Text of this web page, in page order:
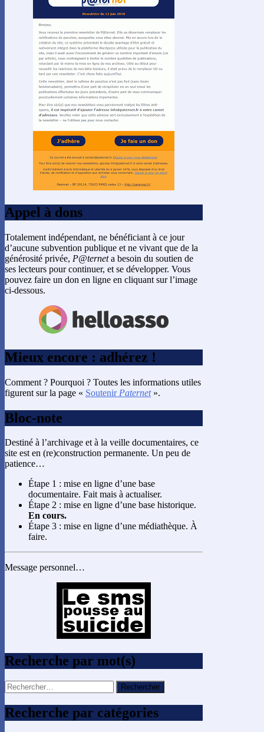
Appel à dons
Totalement indépendant, ne bénéficiant à ce jour
d’aucune subvention publique et ne vivant que de la
générosité privée, P@terneta besoin du soutien de
ses lecteurs pour continuer, et se développer. Vous
pouvez faire un don en ligne en cliquant sur l’image
ci-dessous.
Mieux encore : adhérez !
Comment ? Pourquoi ? Toutes les informations utiles
figurent sur la page « Soutenir Paternet».
Bloc-note
Destiné à l’archivage et à la veille documentaires, ce
site est en (re)construction permanente. Un peu de
patience…
Étape 1 : mise en ligne d’une base
documentaire. Fait mais à actualiser.
Étape 2 : mise en ligne d’une base historique.
En cours.
Étape 3 : mise en ligne d’une médiathèque. À
faire.
Message personnel…
Recherche par mot(s)
Rechercher :
Recherche par catégories